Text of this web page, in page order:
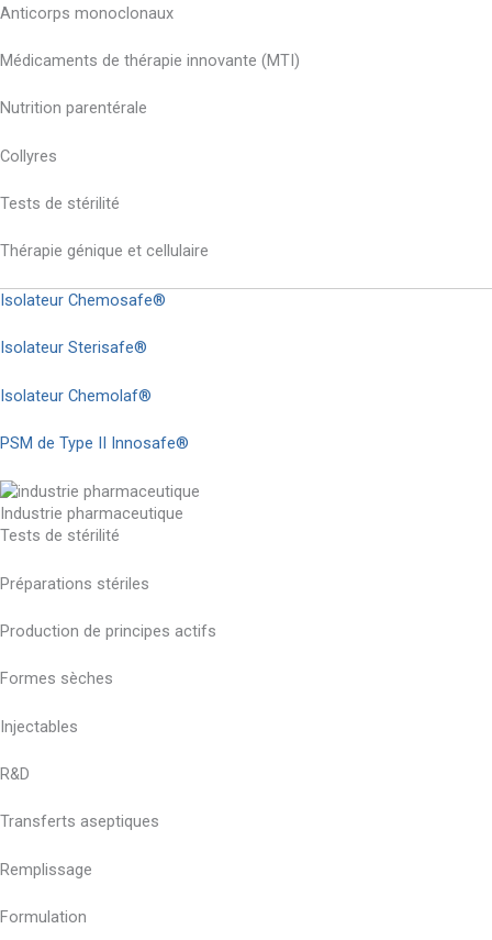
Anticorps monoclonaux
Médicaments de thérapie innovante (MTI)
Nutrition parentérale
Collyres
Tests de stérilité
Thérapie génique et cellulaire
Isolateur Chemosafe®
Isolateur Sterisafe®
Isolateur Chemolaf®
PSM de Type II Innosafe®
Industrie pharmaceutique
Tests de stérilité
Préparations stériles
Production de principes actifs
Formes sèches
Injectables
R&D
Transferts aseptiques
Remplissage
Formulation